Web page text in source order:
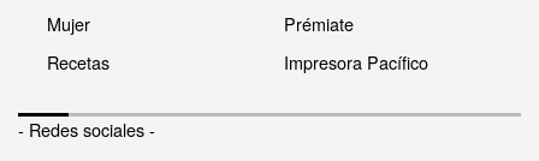
Mujer
Recetas
Prémiate
Impresora Pacífico
- Redes sociales -